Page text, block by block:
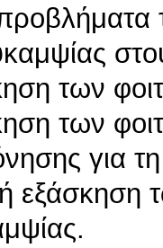
των
των
για
εξάσκηση